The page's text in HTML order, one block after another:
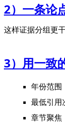
2）一条论
这样证据分组更
3）用一致
年份范围
最低引用
章节聚焦